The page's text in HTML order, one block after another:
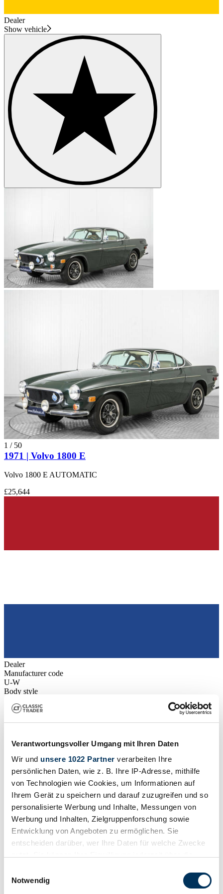
Verantwortungsvoller Umgang mit Ihren Daten
Wir und unsere 1022 Partner verarbeiten Ihre
persönlichen Daten, wie z. B. Ihre IP-Adresse, mithilfe
von Technologien wie Cookies, um Informationen auf
Ihrem Gerät zu speichern und darauf zuzugreifen und so
personalisierte Werbung und Inhalte, Messungen von
Werbung und Inhalten, Zielgruppenforschung sowie
Entwicklung von Angeboten zu ermöglichen. Sie
entscheiden darüber, wer Ihre Daten für welche Zwecke
Trigger Symbol ändern oder widerrufen
Notwendig
Dealer
Show vehicle
1 / 50
1971 | Volvo 1800 E
Volvo 1800 E AUTOMATIC
£25,644
Dealer
Manufacturer code
U-W
Body style
Mileage (read)